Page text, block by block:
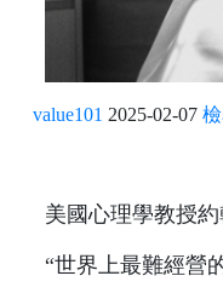
value101 2025-02-07
美國心理學教授約
“世界上最難經營